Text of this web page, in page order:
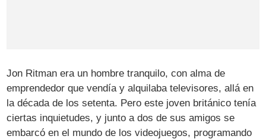
Jon Ritman era un hombre tranquilo, con alma de
emprendedor que vendía y alquilaba televisores, allá en
la década de los setenta. Pero este joven británico tenía
ciertas inquietudes, y junto a dos de sus amigos se
embarcó en el mundo de los videojuegos, programando